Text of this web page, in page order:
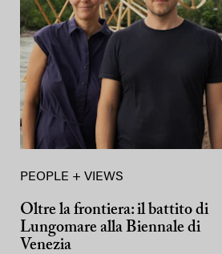
PEOPLE + VIEWS
Oltre la frontiera: il battito di
Lungomare alla Biennale di
Venezia